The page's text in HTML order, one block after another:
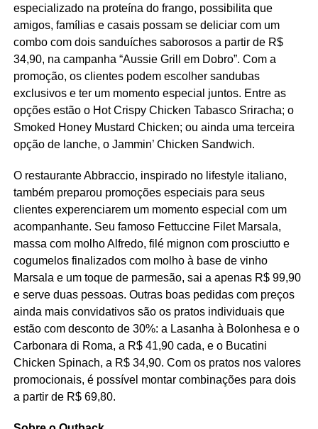
especializado na proteína do frango, possibilita que
amigos, famílias e casais possam se deliciar com um
combo com dois sanduíches saborosos a partir de R$
34,90, na campanha “Aussie Grill em Dobro”. Com a
promoção, os clientes podem escolher sandubas
exclusivos e ter um momento especial juntos. Entre as
opções estão o Hot Crispy Chicken Tabasco Sriracha; o
Smoked Honey Mustard Chicken; ou ainda uma terceira
opção de lanche, o Jammin’ Chicken Sandwich.
O restaurante Abbraccio, inspirado no lifestyle italiano,
também preparou promoções especiais para seus
clientes experenciarem um momento especial com um
acompanhante. Seu famoso Fettuccine Filet Marsala,
massa com molho Alfredo, filé mignon com prosciutto e
cogumelos finalizados com molho à base de vinho
Marsala e um toque de parmesão, sai a apenas R$ 99,90
e serve duas pessoas. Outras boas pedidas com preços
ainda mais convidativos são os pratos individuais que
estão com desconto de 30%: a Lasanha à Bolonhesa e o
Carbonara di Roma, a R$ 41,90 cada, e o Bucatini
Chicken Spinach, a R$ 34,90. Com os pratos nos valores
promocionais, é possível montar combinações para dois
a partir de R$ 69,80.